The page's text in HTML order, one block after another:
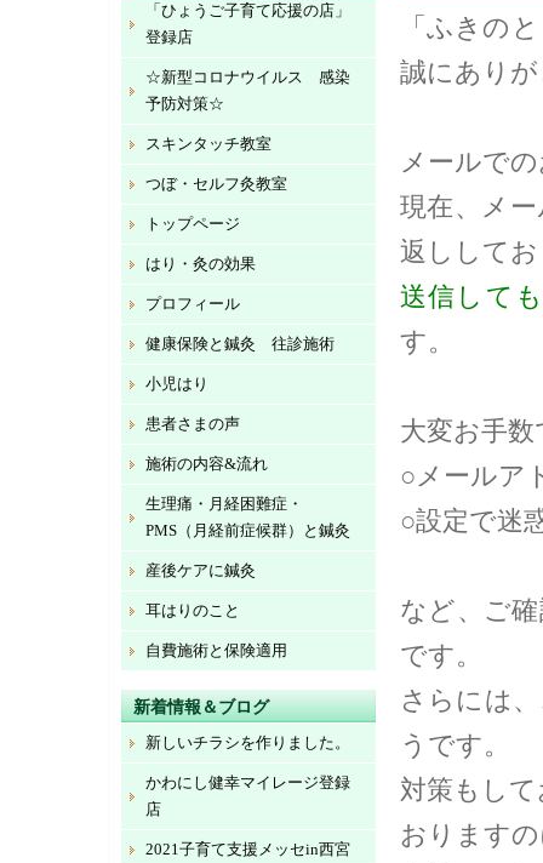
「ふきの
誠にあり
メールで
現在、メ
返しして
送信して
す。
大変お手
○メールア
○設定で迷
など、ご
です。
さらには
うです。
対策もし
おります
「ひょうご子育て応援の店」
登録店
☆新型コロナウイルス 感染
予防対策☆
スキンタッチ教室
つぼ・セルフ灸教室
トップページ
はり・灸の効果
プロフィール
健康保険と鍼灸 往診施術
小児はり
患者さまの声
施術の内容&流れ
生理痛・月経困難症・
PMS（月経前症候群）と鍼灸
産後ケアに鍼灸
耳はりのこと
自費施術と保険適用
新着情報＆ブログ
新しいチラシを作りました。
かわにし健幸マイレージ登録
店
2021子育て支援メッセin西宮